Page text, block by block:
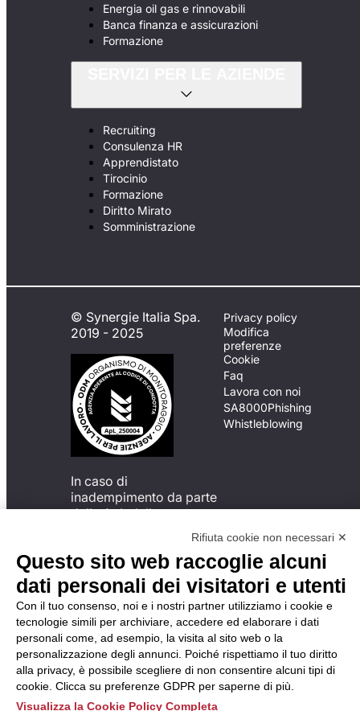
Energia oil gas e rinnovabili
Banca finanza e assicurazioni
Formazione
Recruiting
Consulenza HR
Apprendistato
Tirocinio
Formazione
Diritto Mirato
Somministrazione
© Synergie Italia Spa.
2019 - 2025
In caso di
inadempimento da parte
della ApL delle
del Codice di Condotta, è
possibile presentare un
reclamo
all’Organismo di
Monitoraggio utilizzando
una delle modalità
descritte al seguente
indirizzo web
https://odm-
agenzielavoro.it/reclami/.
Privacy policy
Modifica
preferenze
Cookie
Faq
Lavora con noi
SA8000Phishing
Whistleblowing
Rifiuta cookie non necessari ✕
Questo sito web raccoglie alcuni
dati personali dei visitatori e utenti
Con il tuo consenso, noi e i nostri partner utilizziamo i cookie e
tecnologie simili per archiviare, accedere ed elaborare i dati
personali come, ad esempio, la visita al sito web o la
personalizzazione degli annunci. Poiché rispettiamo il tuo diritto
alla privacy, è possibile scegliere di non consentire alcuni tipi di
cookie. Clicca su preferenze GDPR per saperne di più.
Visualizza la Cookie Policy Completa